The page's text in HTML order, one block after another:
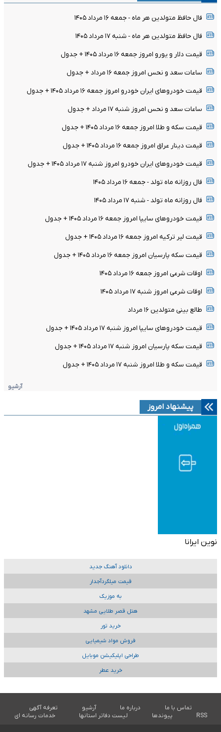
فال حافظ متولدین هر ماه - جمعه ۱۶ مرداد ۱۴۰۵
فال حافظ متولدین هر ماه - شنبه ۱۷ مرداد ۱۴۰۵
قیمت دلار و یورو امروز جمعه ۱۶ مرداد ۱۴۰۵ + جدول
ساعات سعد و نحس امروز جمعه ۱۶ مرداد + جدول
قیمت خودرو‌های ایران خودرو امروز جمعه ۱۶ مرداد ۱۴۰۵ + جدول
ساعات سعد و نحس امروز شنبه ۱۷ مرداد + جدول
قیمت سکه و طلا امروز جمعه ۱۶ مرداد ۱۴۰۵ + جدول
قیمت دینار عراق امروز جمعه ۱۶ مرداد ۱۴۰۵ + جدول
قیمت خودرو‌های ایران خودرو امروز شنبه ۱۷ مرداد ۱۴۰۵ + جدول
فال روزانه ماه تولد - جمعه ۱۶ مرداد ۱۴۰۵
فال روزانه ماه تولد - شنبه ۱۷ مرداد ۱۴۰۵
قیمت خودرو‌های سایپا امروز جمعه ۱۶ مرداد ۱۴۰۵ + جدول
قیمت لیر ترکیه امروز جمعه ۱۶ مرداد ۱۴۰۵ + جدول
قیمت سکه پارسیان امروز جمعه ۱۶ مرداد ۱۴۰۵ + جدول
اوقات شرعی امروز جمعه ۱۶ مرداد ۱۴۰۵
اوقات شرعی امروز شنبه ۱۷ مرداد ۱۴۰۵
طالع بینی متولدین ۱۶ مرداد
قیمت خودرو‌های سایپا امروز شنبه ۱۷ مرداد ۱۴۰۵ + جدول
قیمت سکه پارسیان امروز شنبه ۱۷ مرداد ۱۴۰۵ + جدول
قیمت سکه و طلا امروز شنبه ۱۷ مرداد ۱۴۰۵ + جدول
آرشیو
پیشنهاد امروز
نوین ایرانا
دانلود آهنگ جدید
قیمت میلگردآجدار
به موزیک
هتل قصر طلایی مشهد
خرید تور
فروش مواد شیمیایی
طراحی اپلیکیشن موبایل
خرید عطر
تماس با ما درباره ما آرشیو
تعرفه آگهی
RSS
پیوندها لیست دفاتر استانها خدمات رسانه ای